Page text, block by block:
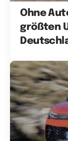
Ohne
größten